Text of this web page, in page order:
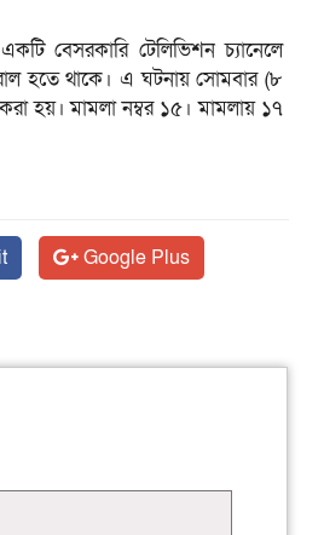
বেসরকারি টেলিভিশন চ্যানেলে
হতে থাকে। এ ঘটনায় সোমবার (৮
হয়। মামলা নম্বর ১৫। মামলায় ১৭
Google Plus